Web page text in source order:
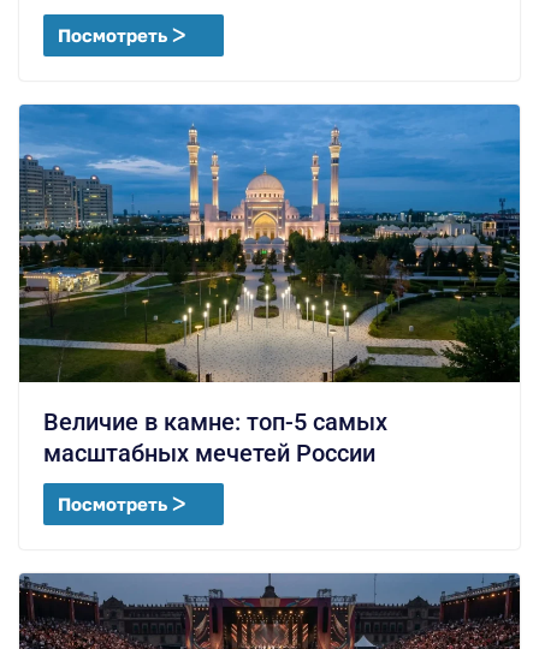
Посмотреть ᐳ
Величие в камне: топ-5 самых
масштабных мечетей России
Посмотреть ᐳ